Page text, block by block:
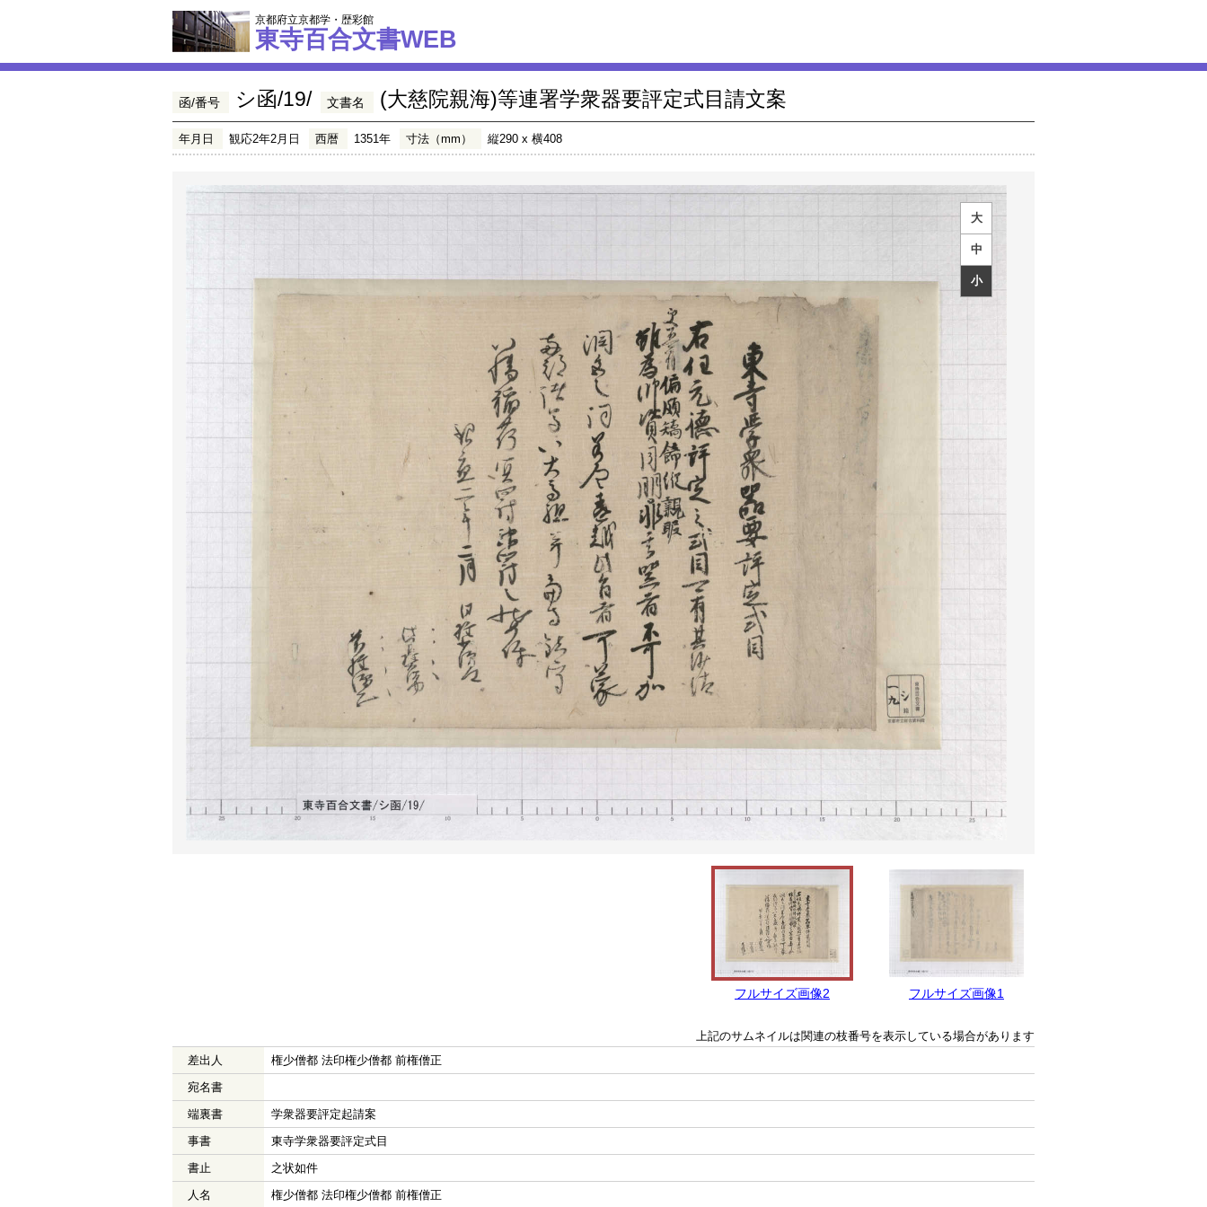
京都府立京都学・歴彩館
東寺百合文書WEB
函/番号 シ函/19/ 文書名 (大慈院親海)等連署学衆器要評定式目請文案
年月日 観応2年2月日 西暦 1351年 寸法（mm） 縦290 x 横408
大
中
小
フルサイズ画像2 フルサイズ画像1
上記のサムネイルは関連の枝番号を表示している場合があります
差出人
権少僧都 法印権少僧都 前権僧正
宛名書
端裏書
学衆器要評定起請案
事書
東寺学衆器要評定式目
書止
之状如件
人名
権少僧都 法印権少僧都 前権僧正